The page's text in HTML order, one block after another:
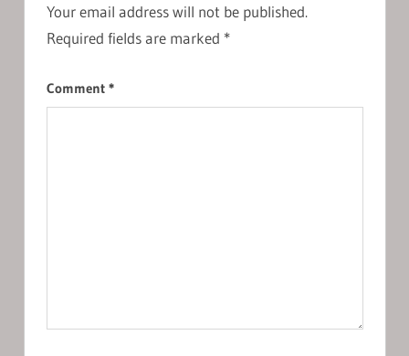
Your email address will not be published.
Required fields are marked *
Comment *